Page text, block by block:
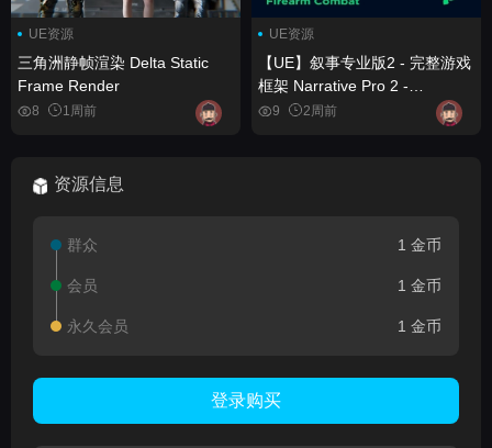
UE资源
三角洲静帧渲染 Delta Static
Frame Render
8 1周前
UE资源
【UE】叙事专业版2 - 完整游戏
框架 Narrative Pro 2 -
Complete Game Framework
9 2周前
资源信息
群众 1 金币
会员 1 金币
永久会员 1 金币
登录购买